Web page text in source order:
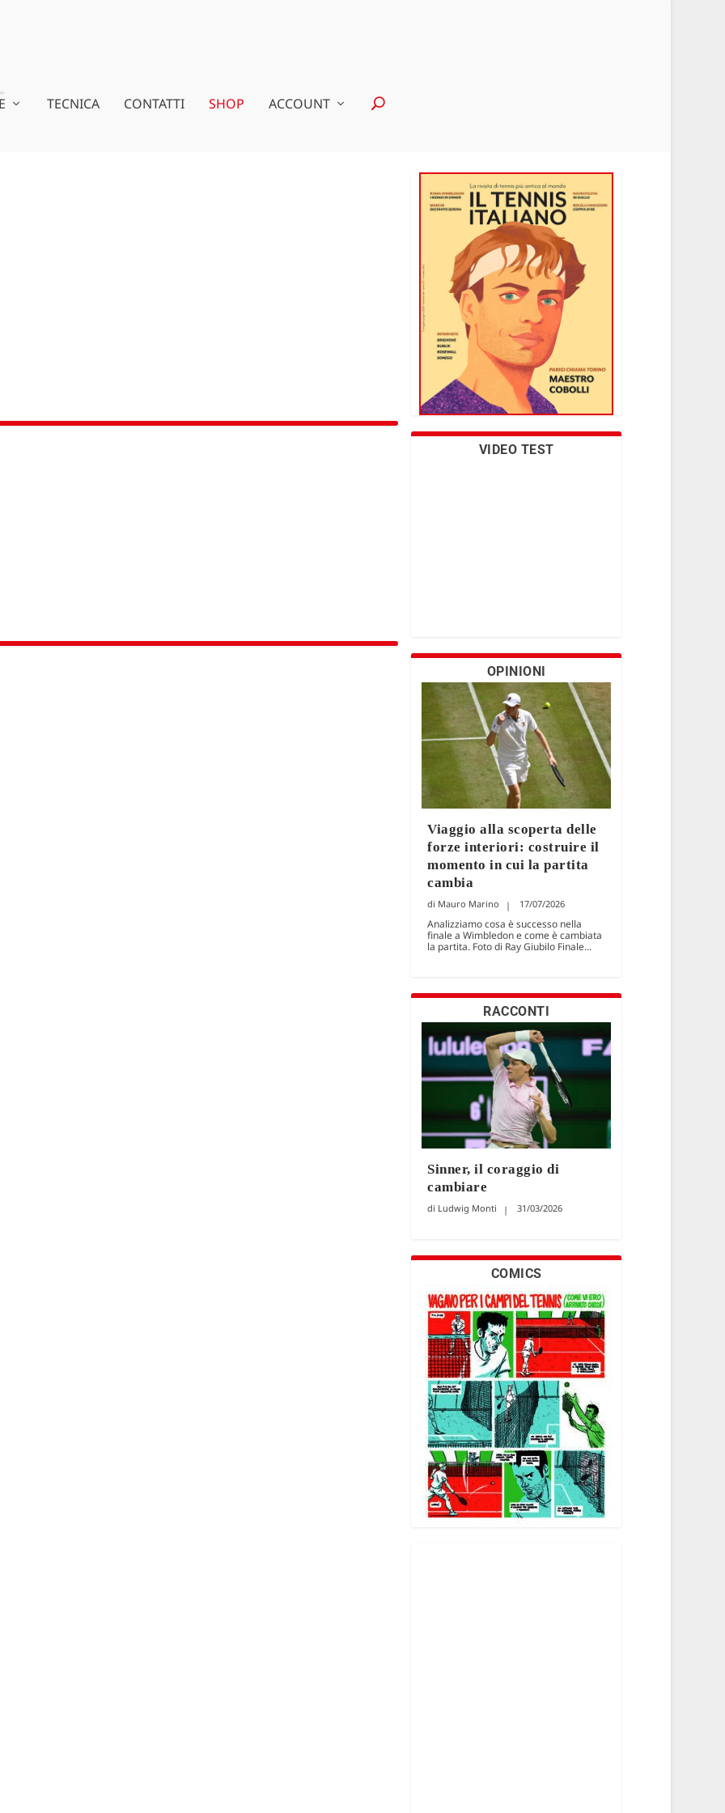
TECNICA CONTATTI SHOP ACCOUNT
VIDEO TEST
OPINIONI
Viaggio alla scoperta delle
forze interiori: costruire il
momento in cui la partita
cambia
Mauro Marino 17/07/2026
Analizziamo cosa è successo nella
finale a Wimbledon e come è cambiata
la partita. Foto di Ray Giubilo Finale...
RACCONTI
Sinner, il coraggio di
cambiare
Ludwig Monti 31/03/2026
COMICS